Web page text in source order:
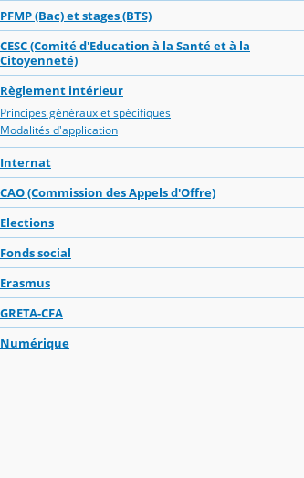
PFMP (Bac) et stages (BTS)
CESC (Comité d'Education à la Santé et à la
Citoyenneté)
Règlement intérieur
Principes généraux et spécifiques
Modalités d'application
Internat
CAO (Commission des Appels d'Offre)
Elections
Fonds social
Erasmus
GRETA-CFA
Numérique